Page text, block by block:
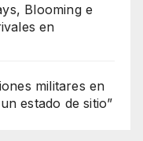
Blooming e
en
militares en
estado de sitio”